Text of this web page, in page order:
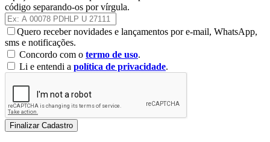
código separando-os por vírgula.
Quero receber novidades e lançamentos por e-mail, WhatsApp,
sms e notificações.
Concordo com o termo de uso.
Li e entendi a política de privacidade.